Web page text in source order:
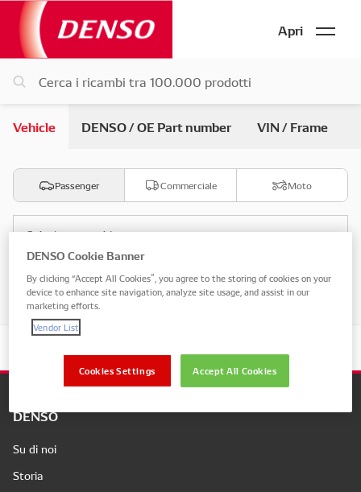
Apri
Vehicle DENSO / OE Part number VIN / Frame
Passenger Commerciale Moto
Seleziona marchio
Seleziona modello
DENSO
Su di noi
Storia
DENSO Cookie Banner
By clicking “Accept All Cookies”, you agree to the storing of cookies on your
device to enhance site navigation, analyze site usage, and assist in our
marketing efforts.
Vendor List
Accept All Cookies
Cookies Settings